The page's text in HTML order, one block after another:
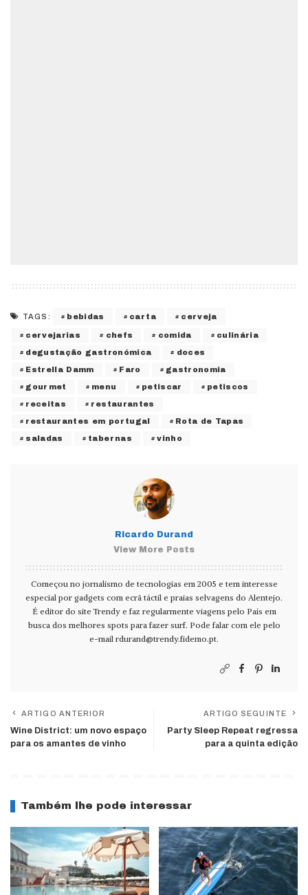
TAGS: bebidas carta cerveja
cervejarias chefs comida culinária
degustação gastronómica doces
Estrella Damm Faro gastronomia
gourmet menu petiscar petiscos
receitas restaurantes
restaurantes em portugal Rota de Tapas
saladas tabernas vinho
Ricardo Durand
View More Posts
Começou no jornalismo de tecnologias em 2005 e tem interesse
especial por gadgets com ecrã táctil e praias selvagens do Alentejo.
É editor do site Trendy e faz regularmente viagens pelo País em
busca dos melhores spots para fazer surf. Pode falar com ele pelo
e-mail rdurand@trendy.fidemo.pt.
ARTIGO ANTERIOR
Wine District: um novo espaço
para os amantes de vinho
ARTIGO SEGUINTE
Party Sleep Repeat regressa
para a quinta edição
Também lhe pode interessar